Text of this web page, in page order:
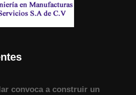
convoca a construir un